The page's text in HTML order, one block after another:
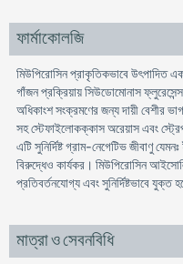
ফার্মাকোলজি
মিউপিরোসিন প্রাকৃতিকভাবে উৎপাদিত
গাঁজন প্রক্রিয়ায় সিউডোমোনাস
অধিকাংশ সংক্রমণের জন্য দায়ী বেশীর ভাগ
সহ স্টেফাইলোকক্কাস অরেয়াস এবং
এটি সুনির্দিষ্ট গ্রাম-নেগেটিভ জীবাণু
বিরুদ্ধেও কার্যকর। মিউপিরোসিন
প্রতিবর্তনযোগ্য এবং সুনির্দিষ্টভাবে যুক্ত
মাত্রা ও সেবনবিধি